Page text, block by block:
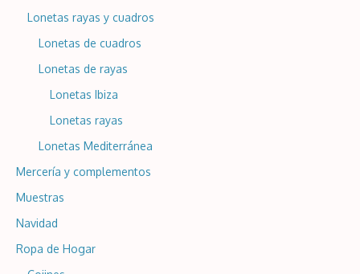
Lonetas rayas y cuadros
Lonetas de cuadros
Lonetas de rayas
Lonetas Ibiza
Lonetas rayas
Lonetas Mediterránea
Mercería y complementos
Muestras
Navidad
Ropa de Hogar